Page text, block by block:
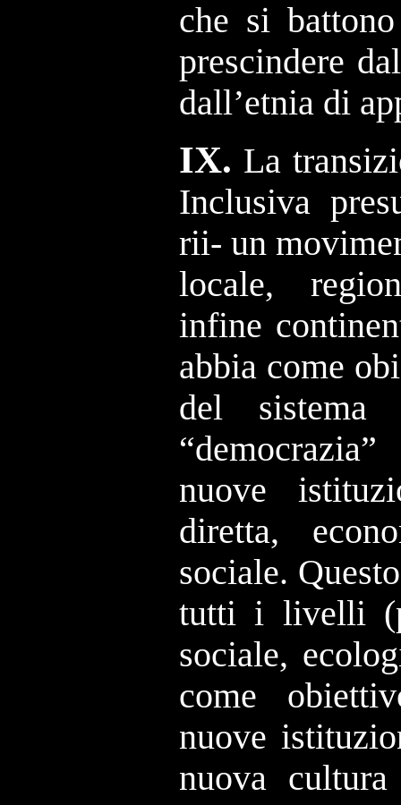
che si
prescindere
dall’etnia di
IX. La
Inclusiva
rii- un
locale,
infine
abbia come
del
nuove
diretta,
sociale.
tutti i livelli
sociale,
come
nuove
nuova